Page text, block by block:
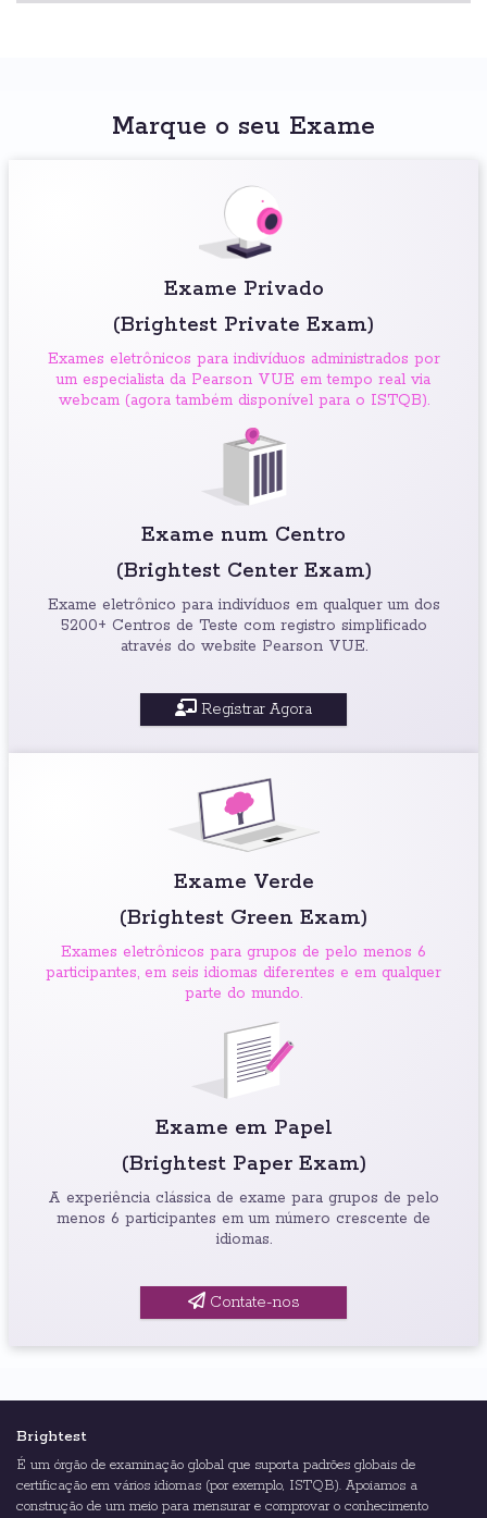
Marque o seu Exame
Exame Privado
(Brightest Private Exam)
Exames eletrônicos para indivíduos administrados por
um especialista da Pearson VUE em tempo real via
webcam (agora também disponível para o ISTQB).
Exame num Centro
(Brightest Center Exam)
Exame eletrônico para indivíduos em qualquer um dos
5200+ Centros de Teste com registro simplificado
através do website Pearson VUE.
Registrar Agora
Exame Verde
(Brightest Green Exam)
Exames eletrônicos para grupos de pelo menos 6
participantes, em seis idiomas diferentes e em qualquer
parte do mundo.
Exame em Papel
(Brightest Paper Exam)
A experiência clássica de exame para grupos de pelo
menos 6 participantes em um número crescente de
idiomas.
Contate-nos
Brightest
É um órgão de examinação global que suporta padrões globais de
certificação em vários idiomas (por exemplo, ISTQB). Apoiamos a
construção de um meio para mensurar e comprovar o conhecimento